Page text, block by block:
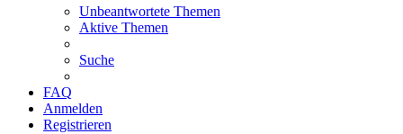
Unbeantwortete Themen
Aktive Themen
Suche
FAQ
Anmelden
Registrieren